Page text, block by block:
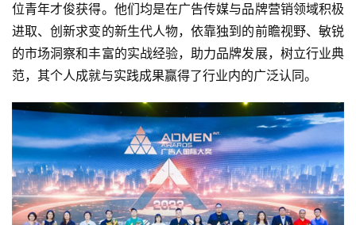
页
资
讯
商
位青年才俊获得。他们均是在广告传媒与品牌营销领域积极
进取、创新求变的新生代人物，依靠独到的前瞻视野、敏锐
的市场洞察和丰富的实战经验，助力品牌发展，树立行业典
范，其个人成就与实践成果赢得了行业内的广泛认同。